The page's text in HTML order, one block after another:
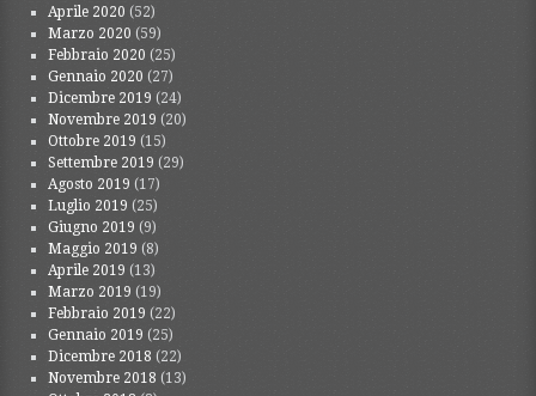
Aprile 2020 (52)
Marzo 2020 (59)
Febbraio 2020 (25)
Gennaio 2020 (27)
Dicembre 2019 (24)
Novembre 2019 (20)
Ottobre 2019 (15)
Settembre 2019 (29)
Agosto 2019 (17)
Luglio 2019 (25)
Giugno 2019 (9)
Maggio 2019 (8)
Aprile 2019 (13)
Marzo 2019 (19)
Febbraio 2019 (22)
Gennaio 2019 (25)
Dicembre 2018 (22)
Novembre 2018 (13)